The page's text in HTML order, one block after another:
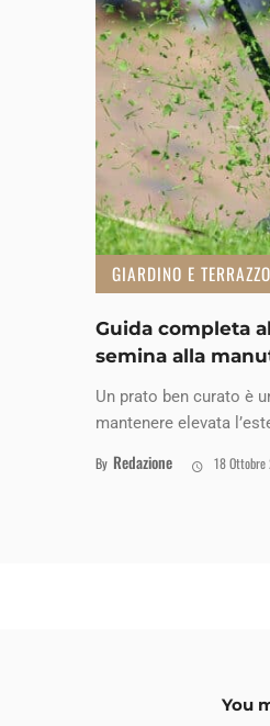
GIARDINO E TERRAZZO
Guida completa
semina alla
Un prato ben curato è
mantenere elevata
By Redazione 18
You